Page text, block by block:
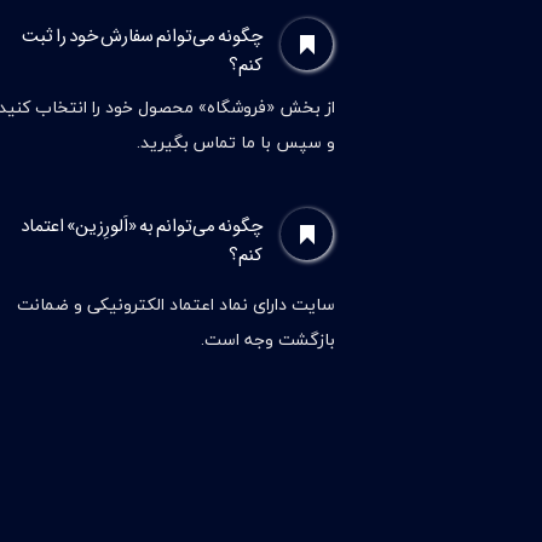
چگونه می‌توانم سفارش خود را ثبت
کنم؟
از بخش «فروشگاه» محصول خود را انتخاب
و سپس با ما تماس بگیرید.
چگونه می‌توانم به «اَلورِزین» اعتماد
کنم؟
سایت دارای نماد اعتماد الکترونیکی و ضمانت
بازگشت وجه است.